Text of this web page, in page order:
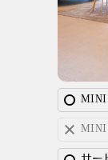
MINI
MINI